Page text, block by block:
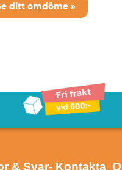
ditt omdöme »
& Svar- Kontakta